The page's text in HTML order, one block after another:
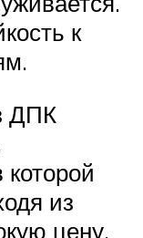
к
ДПК
из
цену.